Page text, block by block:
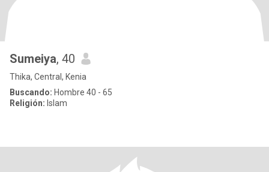
Sumeiya, 40
Thika, Central, Kenia
Buscando: Hombre 40 - 65
Religión: Islam